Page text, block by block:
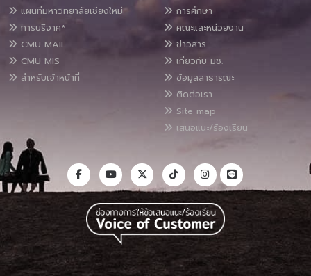
แผนที่มหาวิทยาลัยเชียงใหม่
การบริจาค*
CMU MAIL
CMU MIS
สำหรับเจ้าหน้าที่
การศึกษา
คณะและหน่วยงาน
ข่าวสาร
เกี่ยวกับ มช.
ข้อมูลสาธารณะ
ติดต่อเรา
Site map
เสนอแนะ/ร้องเรียน